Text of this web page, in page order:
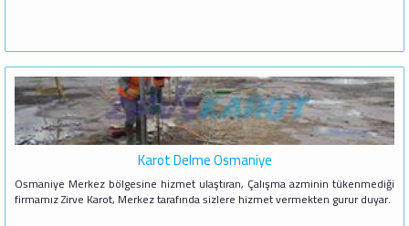
Karot Delme Osmaniye
Osmaniye Merkez bölgesine hizmet ulaştıran, Çalışma azminin tükenmediği
firmamız Zirve Karot, Merkez tarafında sizlere hizmet vermekten gurur duyar.